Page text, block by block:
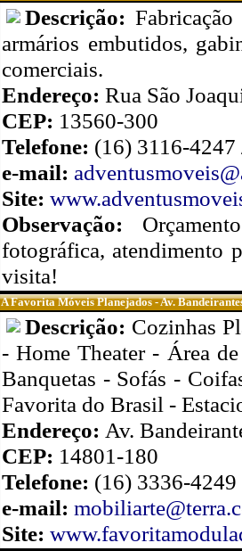
Descrição:
armários embutidos,
comerciais.
Endereço: Rua São
CEP: 13560-300
Telefone: (16) 3116-
e-mail:
Site:
Observação:
fotográfica, atendimento
visita!
A Favorita Móveis Planejados - Av.
Descrição: Cozinhas
- Home Theater - Área
Banquetas - Sofás -
Favorita do Brasil -
Endereço: Av.
CEP: 14801-180
Telefone: (16) 3336-4249
e-mail:
Site: